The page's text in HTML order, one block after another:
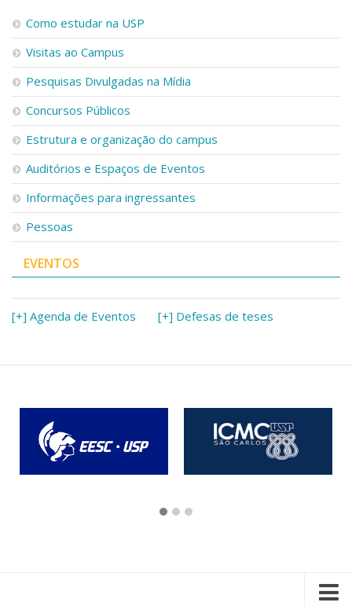
Como estudar na USP
Visitas ao Campus
Pesquisas Divulgadas na Mídia
Concursos Públicos
Estrutura e organização do campus
Auditórios e Espaços de Eventos
Informações para ingressantes
Pessoas
EVENTOS
[+] Agenda de Eventos [+] Defesas de teses